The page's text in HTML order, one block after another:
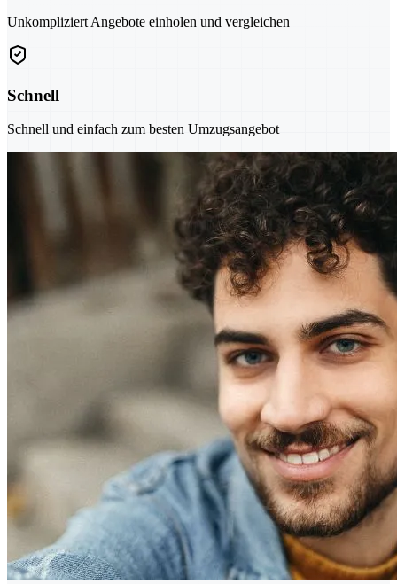
Unkompliziert Angebote einholen und vergleichen
Schnell
Schnell und einfach zum besten Umzugsangebot